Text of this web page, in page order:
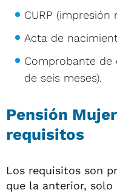
CURP (impresión
Acta de
Comprobante de
de seis meses).
Pensión
requisitos
Los requisitos son
que la anterior, solo